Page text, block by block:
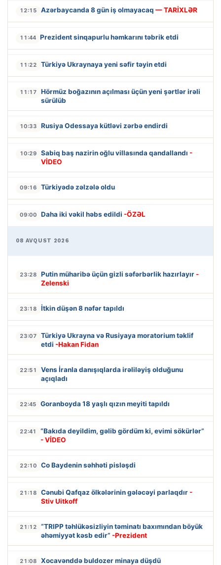
12:15 Azərbaycanda 8 gün iş olmayacaq — TARİXLƏR
11:44 Prezident sinqapurlu həmkarını təbrik etdi
11:22 Türkiyə Ukraynaya yeni səfir təyin etdi
11:17
Hörmüz boğazının açılması üçün yeni şərtlər irəli
sürülüb
10:33 Rusiya Odessaya kütləvi zərbə endirdi
10:29 Sabiq baş nazirin oğlu villasında qandallandı -
VİDEO
09:16 Türkiyədə zəlzələ oldu
09:00 Daha iki vəkil həbs edildi -ÖZƏL
08 AVQUST 2026
23:28 Putin müharibə üçün gizli səfərbərlik hazırlayır -
Zelenski
23:18 İtkin düşən 8 nəfər tapıldı
23:07
Türkiyə Ukrayna və Rusiyaya moratorium təklif
etdi -Hakan Fidan
22:51
Vens İranla danışıqlarda irəliləyiş olduğunu
açıqladı
22:45 Goranboyda 18 yaşlı qızın meyiti tapıldı
22:41
“Bakıda deyildim, gəlib gördüm ki, evimi sökürlər”
- VİDEO
22:10 Co Baydenin səhhəti pisləşdi
21:18 Cənubi Qafqaz ölkələrinin gələcəyi parlaqdır -
Stiv Uitkoff
21:12
“TRIPP təhlükəsizliyin təminatı baxımından böyük
əhəmiyyət kəsb edir” -Prezident
21:08 Xocavənddə buldozer minaya düşdü